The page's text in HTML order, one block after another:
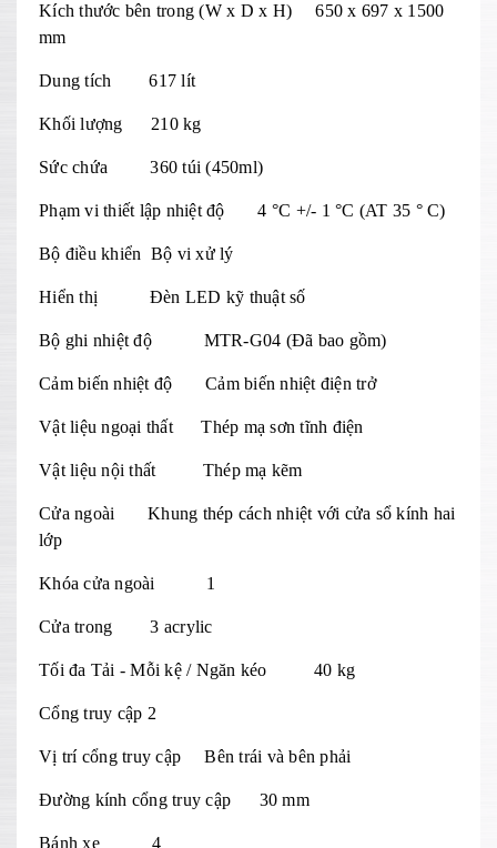
Kích thước bên trong (W x D x H) 650 x 697 x 1500
mm
Dung tích 617 lít
Khối lượng 210 kg
Sức chứa 360 túi (450ml)
Phạm vi thiết lập nhiệt độ 4 °C +/- 1 °C (AT 35 ° C)
Bộ điều khiển Bộ vi xử lý
Hiển thị Đèn LED kỹ thuật số
Bộ ghi nhiệt độ MTR-G04 (Đã bao gồm)
Cảm biến nhiệt độ Cảm biến nhiệt điện trở
Vật liệu ngoại thất Thép mạ sơn tĩnh điện
Vật liệu nội thất Thép mạ kẽm
Cửa ngoài Khung thép cách nhiệt với cửa sổ kính hai
lớp
Khóa cửa ngoài 1
Cửa trong 3 acrylic
Tối đa Tải - Mỗi kệ / Ngăn kéo 40 kg
Cổng truy cập 2
Vị trí cổng truy cập Bên trái và bên phải
Đường kính cổng truy cập 30 mm
Bánh xe 4